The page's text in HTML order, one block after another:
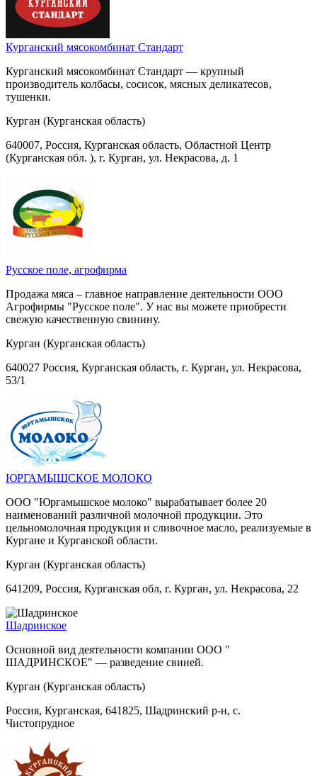
Курганский мясокомбинат Стандарт
Курганский мясокомбинат Стандарт — крупный
производитель колбасы, сосисок, мясных деликатесов,
тушенки.
Курган (Курганская область)
640007, Россия, Курганская область, Областной Центр
(Курганская обл. ), г. Курган, ул. Некрасова, д. 1
Русское поле, агрофирма
Продажа мяса – главное направление деятельности ООО
Агрофирмы "Русское поле". У нас вы можете приобрести
свежую качественную свинину.
Курган (Курганская область)
640027 Россия, Курганская область, г. Курган, ул. Некрасова,
53/1
ЮРГАМЫШСКОЕ МОЛОКО
ООО "Юргамышское молоко" вырабатывает более 20
наименований различной молочной продукции. Это
цельномолочная продукция и сливочное масло, реализуемые в
Кургане и Курганской области.
Курган (Курганская область)
641209, Россия, Курганская обл, г. Курган, ул. Некрасова, 22
Шадринское
Основной вид деятельности компании ООО "
ШАДРИНСКОЕ" — разведение свиней.
Курган (Курганская область)
Россия, Курганская, 641825, Шадринский р-н, с.
Чистопрудное